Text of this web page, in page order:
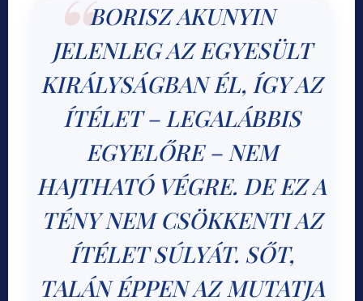
BORISZ AKUNYIN
JELENLEG AZ EGYESÜLT
KIRÁLYSÁGBAN ÉL, ÍGY AZ
ÍTÉLET – LEGALÁBBIS
EGYELŐRE – NEM
HAJTHATÓ VÉGRE. DE EZ A
TÉNY NEM CSÖKKENTI AZ
ÍTÉLET SÚLYÁT. SŐT,
TALÁN ÉPPEN AZ MUTATJA